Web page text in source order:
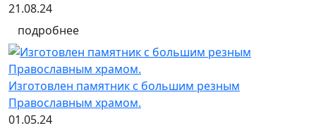
21.08.24
подробнее
Изготовлен памятник с большим резным
Православным храмом.
01.05.24